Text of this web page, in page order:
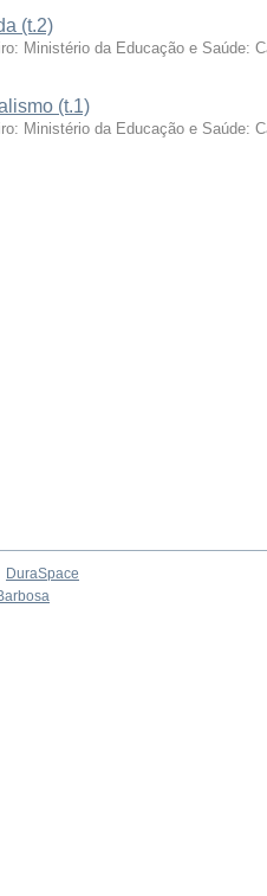
(t.2)
Ministério da Educação e Saúde:
(t.1)
Ministério da Educação e Saúde:
DuraSpace